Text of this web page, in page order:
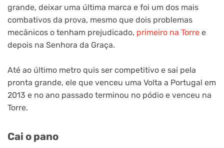
grande, deixar uma última marca e foi um dos mais
combativos da prova, mesmo que dois problemas
mecânicos o tenham prejudicado, primeiro na Torre e
depois na Senhora da Graça.
Até ao último metro quis ser competitivo e sai pela
pronta grande, ele que venceu uma Volta a Portugal em
2013 e no ano passado terminou no pódio e venceu na
Torre.
Cai o pano